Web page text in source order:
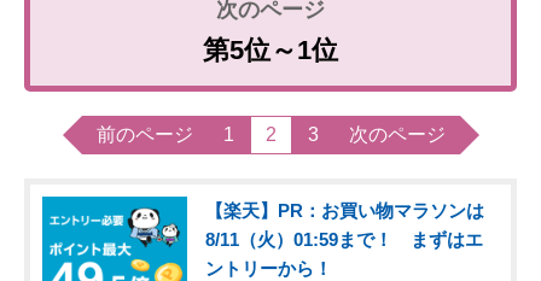
第5位～1位
前のページ 1 2 3 次のページ
【楽天】PR：お買い物マラソンは
8/11（火）01:59まで！ まずはエ
ントリーから！